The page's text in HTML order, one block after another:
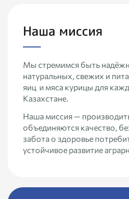
Наша миссия
Мы стремимся быть
натуральных, свежих и
яиц и мяса курицы для
Казахстане.
Наша миссия —
объединяются качество,
забота о здоровье
устойчивое развитие